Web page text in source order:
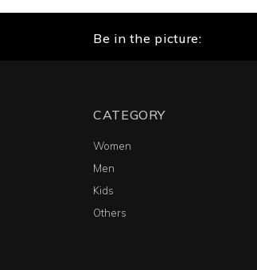
Be in the picture:
CATEGORY
Women
Men
Kids
Others